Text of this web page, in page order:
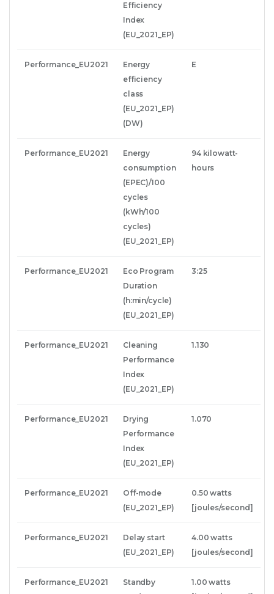
Efficiency
Index
(EU_2021_EP)
Performance_EU2021
Energy
efficiency
class
(EU_2021_EP)
(DW)
E
Performance_EU2021
Energy
consumption
(EPEC)/100
cycles
(kWh/100
cycles)
(EU_2021_EP)
94 kilowatt-
hours
Performance_EU2021
Eco Program
Duration
(h:min/cycle)
(EU_2021_EP)
3:25
Performance_EU2021
Cleaning
Performance
Index
(EU_2021_EP)
1.130
Performance_EU2021
Drying
Performance
Index
(EU_2021_EP)
1.070
Performance_EU2021
Off-mode
(EU_2021_EP)
0.50 watts
[joules/second]
Performance_EU2021
Delay start
(EU_2021_EP)
4.00 watts
[joules/second]
Performance_EU2021
Standby
1.00 watts